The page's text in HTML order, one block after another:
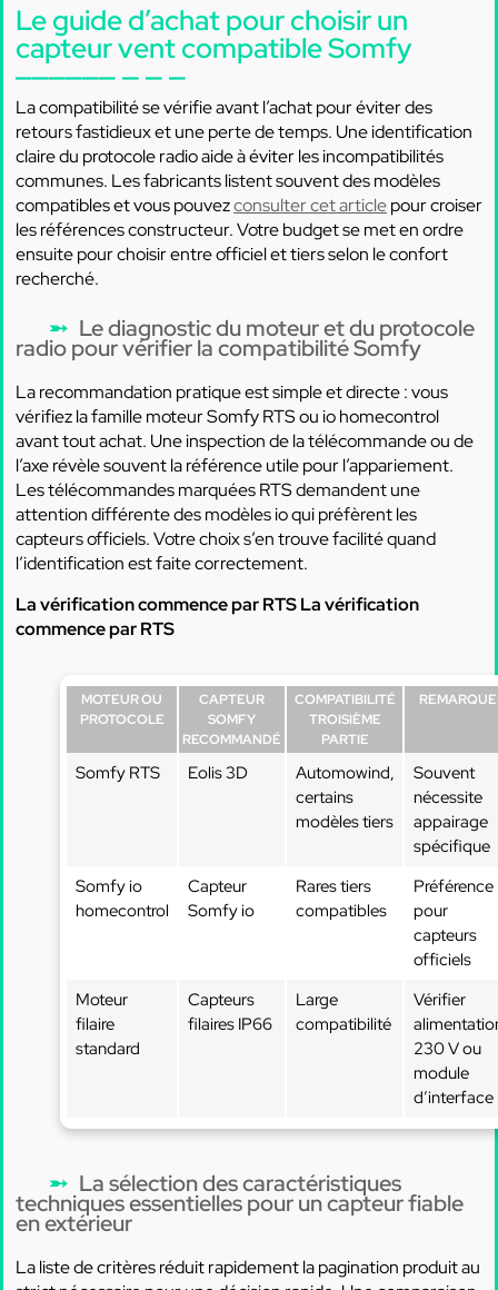
Le guide d’achat pour choisir un
capteur vent compatible Somfy
La compatibilité se vérifie avant l’achat pour éviter des
retours fastidieux et une perte de temps. Une identification
claire du protocole radio aide à éviter les incompatibilités
communes. Les fabricants listent souvent des modèles
compatibles et vous pouvezconsulter cet articlepour croiser
les références constructeur. Votre budget se met en ordre
ensuite pour choisir entre officiel et tiers selon le confort
recherché.
Le diagnostic du moteur et du protocole
radio pour vérifier la compatibilité Somfy
La recommandation pratique est simple et directe : vous
vérifiez la famille moteur Somfy RTS ou io homecontrol
avant tout achat. Une inspection de la télécommande ou de
l’axe révèle souvent la référence utile pour l’appariement.
Les télécommandes marquées RTS demandent une
attention différente des modèles io qui préfèrent les
capteurs officiels. Votre choix s’en trouve facilité quand
l’identification est faite correctement.
La vérification commence par RTSLa vérification
commence par RTS
MOTEUR OU
PROTOCOLE
CAPTEUR
SOMFY
RECOMMANDÉ
COMPATIBILITÉ
TROISIÈME
PARTIE
REMARQUE
Somfy RTS Eolis 3D
Automowind,
certains
modèles tiers
Souvent
nécessite
appairage
spécifique
Somfy io
homecontrol
Capteur
Somfy io
Rares tiers
compatibles
Préférence
pour
capteurs
officiels
Moteur
filaire
standard
Capteurs
filaires IP66
Large
compatibilité
Vérifier
230 V ou
module
d’interface
La sélection des caractéristiques
techniques essentielles pour un capteur fiable
en extérieur
La liste de critères réduit rapidement la pagination produit au